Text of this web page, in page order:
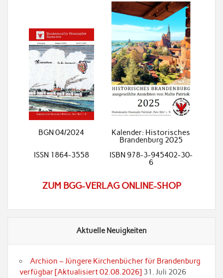
BGN 04/2024
Kalender: Historisches
Brandenburg 2025
ISSN 1864-3558
ISBN 978-3-945402-30-
6
ZUM BGG-VERLAG ONLINE-SHOP
Aktuelle Neuigkeiten
Archion – Jüngere Kirchenbücher für Brandenburg
verfügbar [Aktualisiert 02.08.2026] 31. Juli 2026